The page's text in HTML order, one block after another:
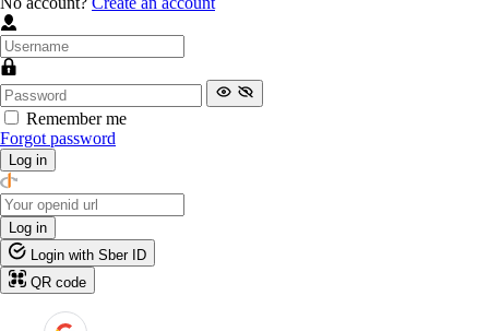
Remember me
Forgot password
Log in
Log in
Login with Sber ID
QR code